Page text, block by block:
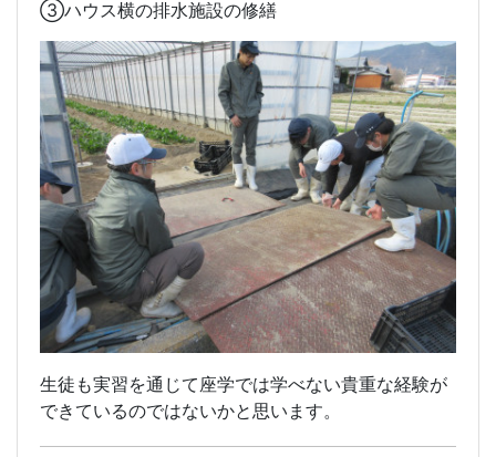
➂ハウス横の排水施設の修繕
生徒も実習を通じて座学では学べない貴重な経験が
できているのではないかと思います。